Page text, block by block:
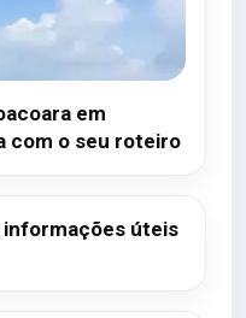
em
com o seu roteiro
úteis